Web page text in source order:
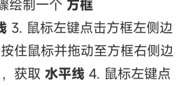
绘制一个 方框
3. 鼠标左键点击方框左侧边
住鼠标并拖动至方框右侧边
获取 水平线 4. 鼠标左键点